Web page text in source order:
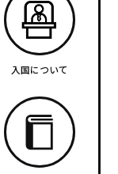
入国について